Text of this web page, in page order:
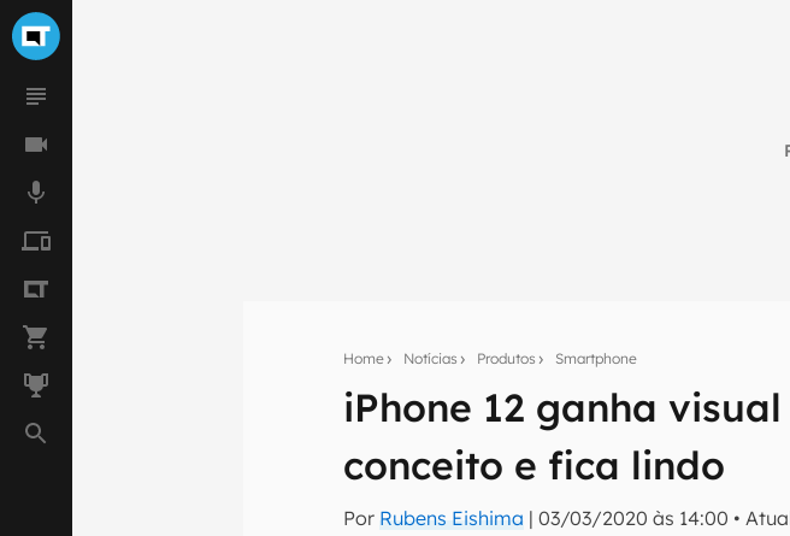
Home Notícias Produtos Smartphone
iPhone 12 ganha
conceito e fica lindo
Por Rubens Eishima |03/03/2020 às 14:00 •
Seu resumo inteligente do mundo
Assine a newsletter do Canaltech e receba
E-mail